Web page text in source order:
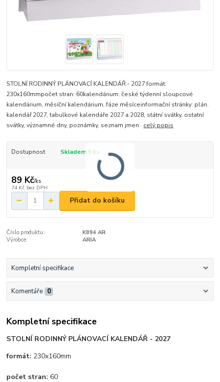
STOLNÍ RODINNÝ PLÁNOVACÍ KALENDÁŘ - 2027 formát:
230x160mmpočet stran: 60kalendárium: české týdenní sloupcové
kalendárium, měsíční kalendárium, fáze měsíceinformační stránky: plán.
kalendář 2027, tabulkové kalendáře 2027 a 2028, státní svátky, ostatní
svátky, významné dny, poznámky, seznam jmen celý popis
Dostupnost Skladem 5 ks
89 Kč/ks
74 Kč bez DPH
Přidat do košíku
Číslo produktu:
K894 AR
Výrobce:
ARIA
Kompletní specifikace
Komentáře 0
Kompletní specifikace
STOLNÍ RODINNÝ PLÁNOVACÍ KALENDÁŘ - 2027
formát: 230x160mm
počet stran: 60